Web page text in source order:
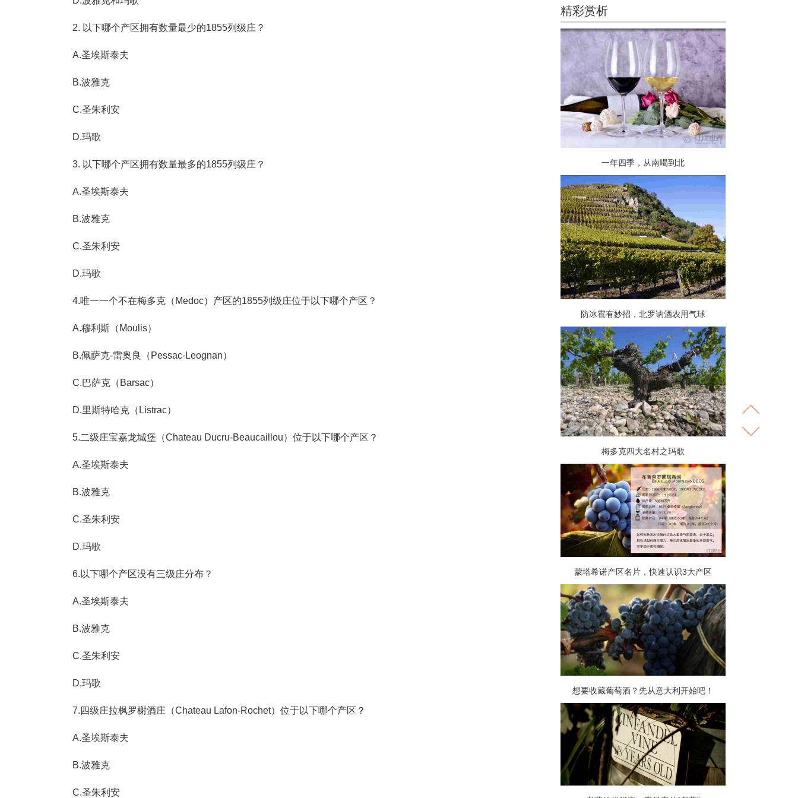
2. 以下哪个产区拥有数量最少的1855列级庄？
A.圣埃斯泰夫
B.波雅克
C.圣朱利安
D.玛歌
3. 以下哪个产区拥有数量最多的1855列级庄？
A.圣埃斯泰夫
B.波雅克
C.圣朱利安
D.玛歌
4.唯一一个不在梅多克（Medoc）产区的1855列级庄位于以下哪个产区？
A.穆利斯（Moulis）
B.佩萨克-雷奥良（Pessac-Leognan）
C.巴萨克（Barsac）
D.里斯特哈克（Listrac）
5.二级庄宝嘉龙城堡（Chateau Ducru-Beaucaillou）位于以下哪个产区？
A.圣埃斯泰夫
B.波雅克
C.圣朱利安
D.玛歌
6.以下哪个产区没有三级庄分布？
A.圣埃斯泰夫
B.波雅克
C.圣朱利安
D.玛歌
7.四级庄拉枫罗榭酒庄（Chateau Lafon-Rochet）位于以下哪个产区？
A.圣埃斯泰夫
B.波雅克
C.圣朱利安
精彩赏析
一年四季，从南喝到北
防冰雹有妙招，北罗讷酒农用气球
梅多克四大名村之玛歌
蒙塔希诺产区名片，快速认识3大产区
想要收藏葡萄酒？先从意大利开始吧！